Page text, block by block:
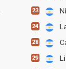
23
24
28
29